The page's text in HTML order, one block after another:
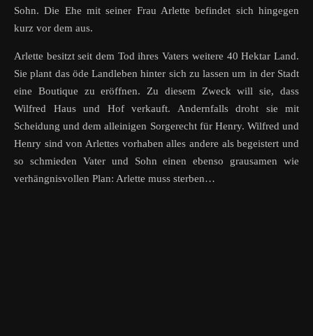
Sohn. Die Ehe mit seiner Frau Arlette befindet sich hingegen
kurz vor dem aus.
Arlette besitzt seit dem Tod ihres Vaters weitere 40 Hektar Land.
Sie plant das öde Landleben hinter sich zu lassen um in der Stadt
eine Boutique zu eröffnen. Zu diesem Zweck will sie, dass
Wilfred Haus und Hof verkauft. Andernfalls droht sie mit
Scheidung und dem alleinigen Sorgerecht für Henry. Wilfred und
Henry sind von Arlettes vorhaben alles andere als begeistert und
so schmieden Vater und Sohn einen ebenso grausamen wie
verhängnisvollen Plan: Arlette muss sterben…